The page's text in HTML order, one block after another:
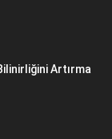
Artırma